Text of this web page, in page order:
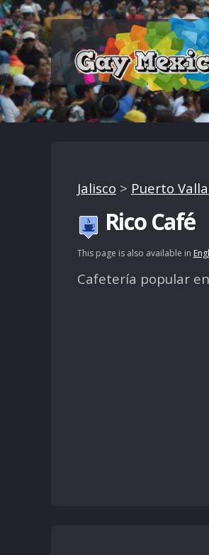
Jalisco > Puerto
Rico Café
This page is also available in
Cafetería popular